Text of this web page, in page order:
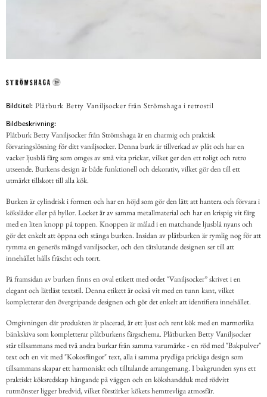
Bildtitel: Plåtburk Betty Vaniljsocker från Strömshaga i retrostil
Bildbeskrivning:
Plåtburk Betty Vaniljsocker från Strömshaga är en charmig och praktisk
förvaringslösning för ditt vaniljsocker. Denna burk är tillverkad av plåt och har en
vacker ljusblå färg som omges av små vita prickar, vilket ger den ett roligt och retro
utseende. Burkens design är både funktionell och dekorativ, vilket gör den till ett
utmärkt tillskott till alla kök.
Burken är cylindrisk i formen och har en höjd som gör den lätt att hantera och förvara i
kökslådor eller på hyllor. Locket är av samma metallmaterial och har en krispig vit färg
med en liten knopp på toppen. Knoppen är målad i en matchande ljusblå nyans och
gör det enkelt att öppna och stänga burken. Insidan av plåtburken är rymlig nog för att
rymma en generös mängd vaniljsocker, och den tätslutande designen ser till att
innehållet hålls fräscht och torrt.
På framsidan av burken finns en oval etikett med ordet "Vaniljsocker” skrivet i en
elegant och lättläst textstil. Denna etikett är också vit med en tunn kant, vilket
kompletterar den övergripande designen och gör det enkelt att identifiera innehållet.
Omgivningen där produkten är placerad, är ett ljust och rent kök med en marmorlika
bänkskiva som kompletterar plåtburkens färgschema. Plåtburken Betty Vaniljsocker
står tillsammans med två andra burkar från samma varumärke - en röd med "Bakpulver"
text och en vit med "Kokosflingor" text, alla i samma prydliga prickiga design som
tillsammans skapar ett harmoniskt och tilltalande arrangemang. I bakgrunden syns ett
praktiskt köksredskap hängande på väggen och en kökshandduk med rödvitt
rutmönster ligger bredvid, vilket förstärker kökets hemtrevliga atmosfär.